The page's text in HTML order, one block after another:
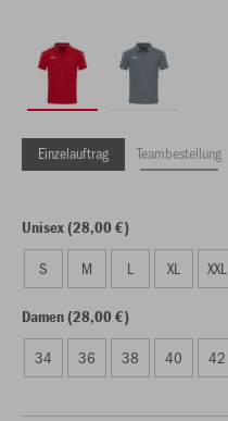
Einzelauftrag Teambestellung
Unisex (28,00 €)
S M L XL XXL
Damen (28,00 €)
34 36 38 40 42